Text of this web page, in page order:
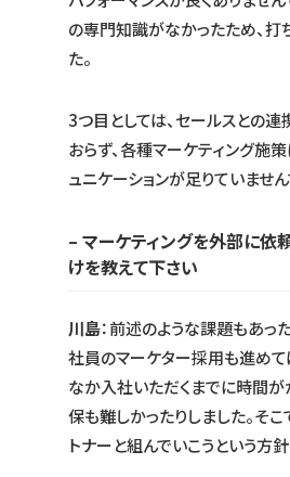
の専門知識がなかったため、打
た。
3つ目としては、セールスとの
おらず、各種マーケティング施
ュニケーションが足りていません
– マーケティングを外部に依
けを教えて下さい
川島：前述のような課題もあっ
社員のマーケター採用も進めて
なか入社いただくまでに時間が
保も難しかったりしました。そ
トナーと組んでいこうという方